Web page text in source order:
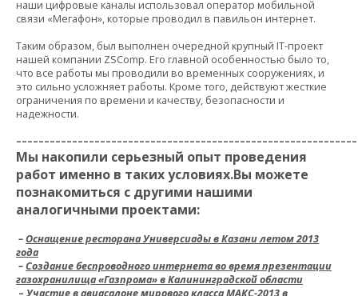
наши цифровые каналы использовал оператор мобильной
связи «Мегафон», которые проводил в павильон интернет.
Таким образом, был выполнен очередной крупный IT-проект
нашей компании ZSComp. Его главной особенностью было то,
что все работы мы проводили во временных сооружениях, и
это сильно усложняет работы. Кроме того, действуют жесткие
ограничения по времени и качеству, безопасности и
надежности.
Мы накопили серьезный опыт проведения
работ именно в таких условиях.Вы можете
познакомиться с другими нашими
аналогичными проектами:
–Оснащение ресторана Универсиады в Казани летом 2013
года
–Создание беспроводного интернета во время презентации
газохранилища «Газпрома» в Калининградской области
– Участие в авиасалоне мирового класса МАКС-2013 в